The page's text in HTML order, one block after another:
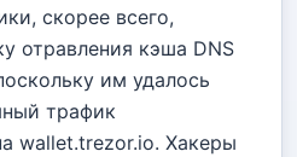
скорее всего,
отравления кэша DNS
им удалось
трафик
wallet.trezor.io. Хакеры